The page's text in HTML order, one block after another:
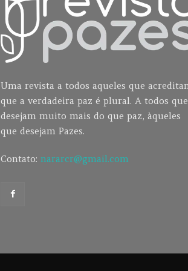
Uma revista a todos aqueles que
que a verdadeira paz é plural. A todos que
desejam muito mais do que paz, àqueles
que desejam Pazes.
Contato: nararcr@gmail.com